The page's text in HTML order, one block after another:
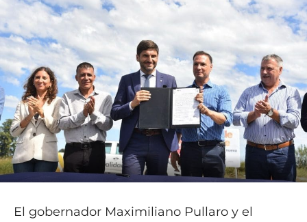
El gobernador Maximiliano Pullaro y el